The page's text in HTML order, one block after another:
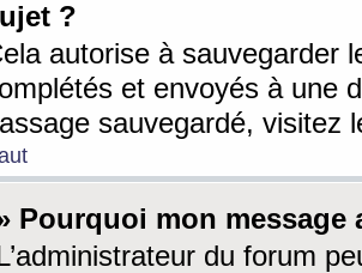
?
autorise à sauvegarder
et envoyés à une
sauvegardé, visitez
Pourquoi mon message
du forum